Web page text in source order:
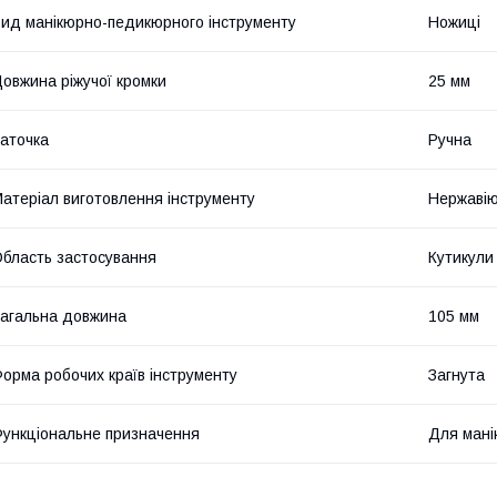
манікюрно-педикюрного інструменту Ножиці
ріжучої кромки 25 мм
Ручна
виготовлення інструменту
застосування Кутикули
довжина 105 мм
робочих країв інструменту Загнута
призначення Для